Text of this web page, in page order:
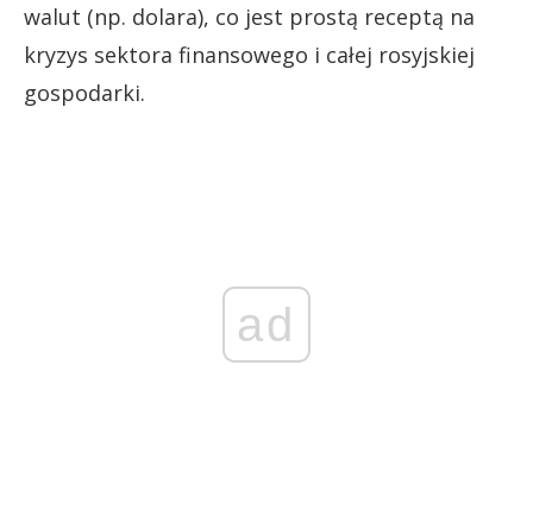
walut (np. dolara), co jest prostą receptą na
kryzys sektora finansowego i całej rosyjskiej
gospodarki.
ad